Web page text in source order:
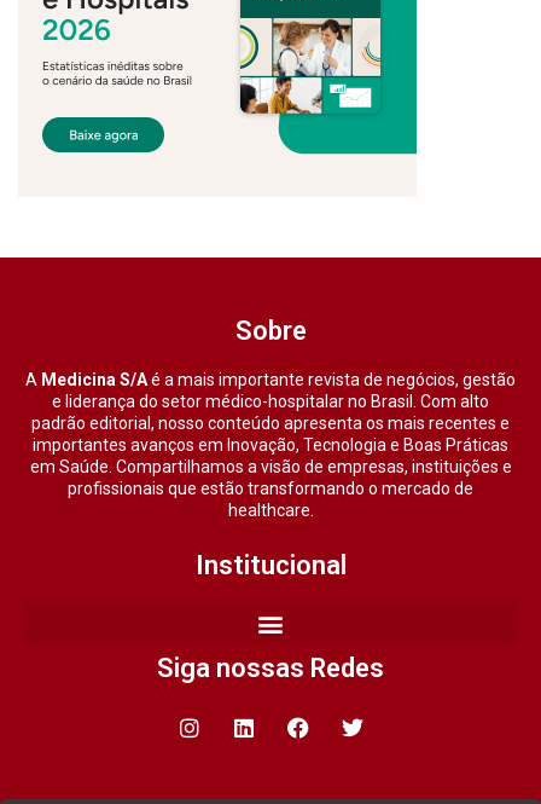
Sobre
A Medicina S/Aé a mais importante revista de negócios, gestão
e liderança do setor médico-hospitalar no Brasil. Com alto
padrão editorial, nosso conteúdo apresenta os mais recentes e
importantes avanços em Inovação, Tecnologia e Boas Práticas
em Saúde. Compartilhamos a visão de empresas, instituições e
profissionais que estão transformando o mercado de
healthcare.
Institucional
Siga nossas Redes